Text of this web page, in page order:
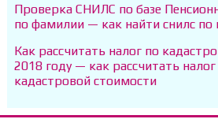
Проверка СНИЛС по базе
по фамилии — как найти снилс по
Как рассчитать налог по
2018 году — как рассчитать
кадастровой стоимости